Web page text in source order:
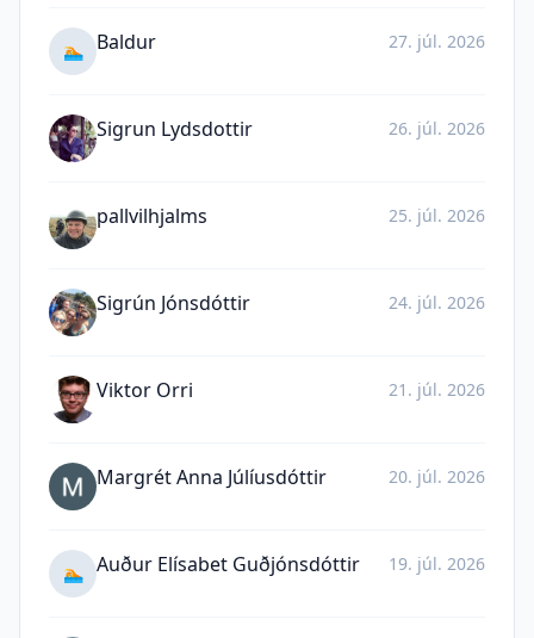
🏊 Baldur 27. júl. 2026
Sigrun Lydsdottir 26. júl. 2026
pallvilhjalms 25. júl. 2026
Sigrún Jónsdóttir 24. júl. 2026
Viktor Orri 21. júl. 2026
Margrét Anna Júlíusdóttir 20. júl. 2026
🏊 Auður Elísabet Guðjónsdóttir 19. júl. 2026